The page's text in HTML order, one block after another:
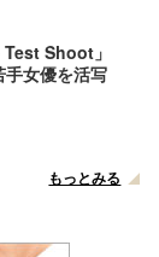
Shoot」
女優を活写
もっとみる